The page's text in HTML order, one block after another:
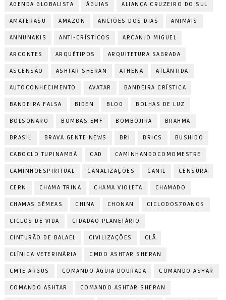
AGENDA GLOBALISTA ÁGUIAS ALIANÇA CRUZEIRO DO SUL
AMATERASU AMAZON ANCIÕES DOS DIAS ANIMAIS
ANNUNAKIS ANTI-CRÍSTICOS ARCANJO MIGUEL
ARCONTES ARQUÉTIPOS ARQUITETURA SAGRADA
ASCENSÃO ASHTAR SHERAN ATHENA ATLÂNTIDA
AUTOCONHECIMENTO AVATAR BANDEIRA CRÍSTICA
BANDEIRA FALSA BIDEN BLOG BOLHAS DE LUZ
BOLSONARO BOMBAS EMF BOMBOJIRA BRAHMA
BRASIL BRAVA GENTE NEWS BRI BRICS BUSHIDO
CABOCLO TUPINAMBÁ CAD CAMINHANDOCOMOMESTRE
CAMINHOESPIRITUAL CANALIZAÇÕES CANIL CENSURA
CERN CHAMA TRINA CHAMA VIOLETA CHAMADO
CHAMAS GÊMEAS CHINA CHONAN CICLODOS70ANOS
CICLOS DE VIDA CIDADÃO PLANETÁRIO
CINTURÃO DE BALAEL CIVILIZAÇÕES CLÃ
CLÍNICA VETERINÁRIA CMDO ASHTAR SHERAN
CMTE ARGUS COMANDO ÁGUIA DOURADA COMANDO ASHAR
COMANDO ASHTAR COMANDO ASHTAR SHERAN